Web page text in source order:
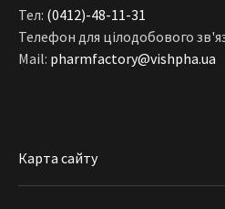
Тел: (0412)-48-11-31
Телефон для цілодобового
Mail: pharmfactory@vishpha.ua
Карта сайту